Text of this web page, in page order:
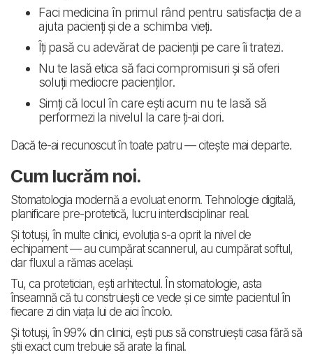
Faci medicina în primul rând pentru satisfacția de a
ajuta pacienți și de a schimba vieți.
Îți pasă cu adevărat de pacienții pe care îi tratezi.
Nu te lasă etica să faci compromisuri și să oferi
soluții mediocre pacienților.
Simți că locul în care ești acum nu te lasă să
performezi la nivelul la care ți-ai dori.
Dacă te-ai recunoscut în toate patru — citește mai departe.
Cum lucrăm noi.
Stomatologia modernă a evoluat enorm. Tehnologie digitală,
planificare pre-protetică, lucru interdisciplinar real.
Și totuși, în multe clinici, evoluția s-a oprit la nivel de
echipament — au cumpărat scannerul, au cumpărat softul,
dar fluxul a rămas același.
Tu, ca protetician, ești arhitectul. În stomatologie, asta
înseamnă că tu construiești ce vede și ce simte pacientul în
fiecare zi din viața lui de aici încolo.
Și totuși, în 99% din clinici, ești pus să construiești casa fără să
știi exact cum trebuie să arate la final.